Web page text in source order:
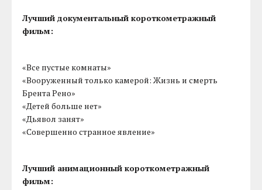
Лучший документальный короткометражный
фильм:
«Все пустые комнаты»
«Вооруженный только камерой: Жизнь и смерть
Брента Рено»
«Детей больше нет»
«Дьявол занят»
«Совершенно странное явление»
Лучший анимационный короткометражный
фильм: